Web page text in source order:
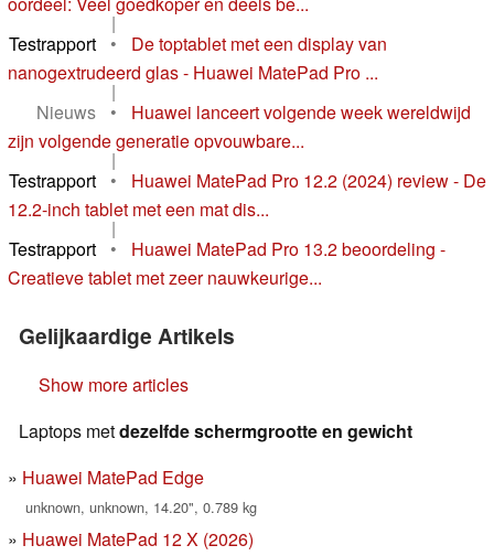
|
Testrapport
•
De toptablet met een display van
nanogextrudeerd glas - Huawei MatePad Pro ...
|
Nieuws
•
Huawei lanceert volgende week wereldwijd
zijn volgende generatie opvouwbare...
|
Testrapport
•
Huawei MatePad Pro 12.2 (2024) review - De
12.2-inch tablet met een mat dis...
|
Testrapport
•
Huawei MatePad Pro 13.2 beoordeling -
Creatieve tablet met zeer nauwkeurige...
Gelijkaardige Artikels
Show more articles
Laptops metdezelfde schermgrootte en gewicht
Huawei MatePad Edge
unknown, unknown, 14.20", 0.789 kg
Huawei MatePad 12 X (2026)